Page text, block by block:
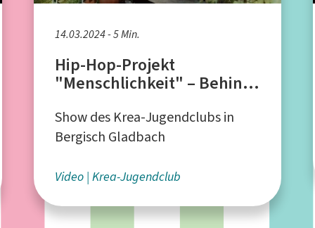
14.03.2024 - 5 Min.
Hip-Hop-Projekt
"Menschlichkeit" – Behind
Show des Krea-Jugendclubs in
Bergisch Gladbach
Video Krea-Jugendclub